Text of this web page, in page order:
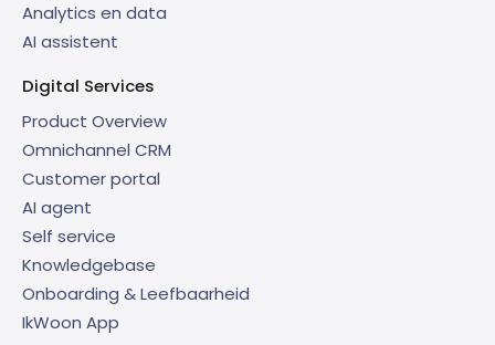
Analytics en data
AI assistent
Digital Services
Product Overview
Omnichannel CRM
Customer portal
AI agent
Self service
Knowledgebase
Onboarding & Leefbaarheid
IkWoon App